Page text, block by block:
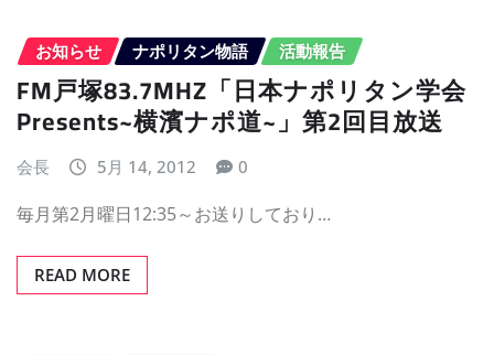
お知らせ ナポリタン物語 活動報告
FM戸塚83.7MHZ「日本ナポリタン学会
Presents~横濱ナポ道~」第2回目放送
会長 5月 14, 2012 0
毎月第2月曜日12:35～お送りしており…
READ MORE